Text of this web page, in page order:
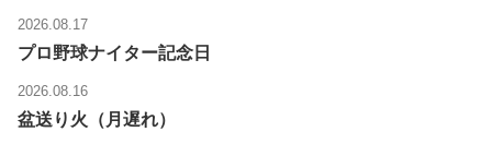
2026.08.17
プロ野球ナイター記念日
2026.08.16
盆送り火（月遅れ）